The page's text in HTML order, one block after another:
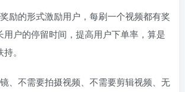
励的形式激励用户，每刷一个视频都有奖
用户的停留时间，提高用户下单率，算是
。
、不需要拍摄视频、不需要剪辑视频、无